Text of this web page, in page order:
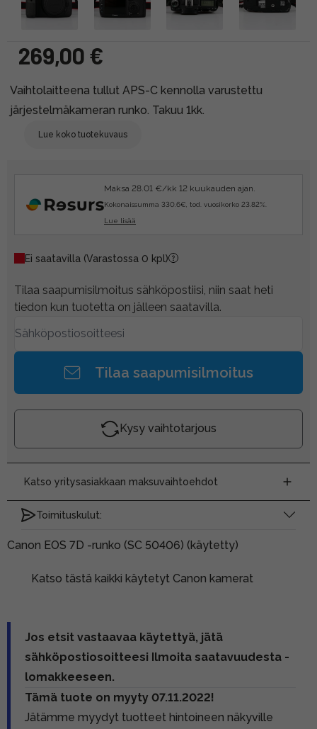
269,00 €
Vaihtolaitteena tullut APS-C kennolla varustettu
järjestelmäkameran runko. Takuu 1kk.
Lue koko tuotekuvaus
Maksa 28.01 €/kk 12 kuukauden ajan.
Kokonaissumma 330.6€, tod. vuosikorko 23.82%.
Lue lisää
Ei saatavilla (Varastossa 0 kpl)
Tilaa saapumisilmoitus sähköpostiisi, niin saat heti
tiedon kun tuotetta on jälleen saatavilla.
Tilaa saapumisilmoitus
Kysy vaihtotarjous
Katso yritysasiakkaan maksuvaihtoehdot
Toimituskulut:
Canon EOS 7D -runko (SC 50406) (käytetty)
Katso tästä kaikki käytetyt Canon kamerat
Jos etsit vastaavaa käytettyä, jätä
sähköpostiosoitteesi Ilmoita saatavuudesta -
lomakkeeseen.
Tämä tuote on myyty 07.11.2022!
Jätämme myydyt tuotteet hintoineen näkyville